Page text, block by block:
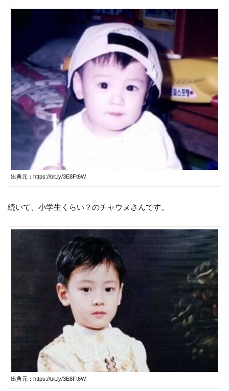
出典元：https://bit.ly/3E8Ft6W
続いて、小学生くらい？のチャウヌさんです。
出典元：https://bit.ly/3E8Ft6W